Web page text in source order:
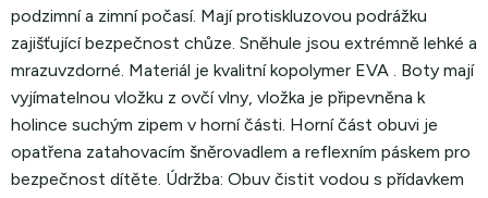
podzimní a zimní počasí. Mají protiskluzovou podrážku
zajišťující bezpečnost chůze. Sněhule jsou extrémně lehké a
mrazuvzdorné. Materiál je kvalitní kopolymer EVA . Boty mají
vyjímatelnou vložku z ovčí vlny, vložka je připevněna k
holince suchým zipem v horní části. Horní část obuvi je
opatřena zatahovacím šněrovadlem a reflexním páskem pro
bezpečnost dítěte. Údržba: Obuv čistit vodou s přídavkem